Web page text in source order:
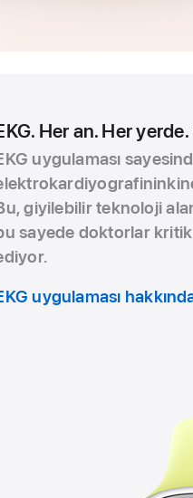
Her an. Her
uygulaması
giyilebilir teknoloji
sayede doktorlar
uygulaması